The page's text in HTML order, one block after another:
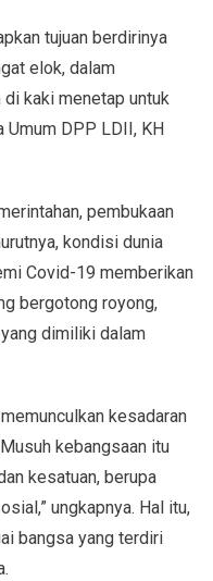
tujuan berdirinya
elok, dalam
di kaki menetap untuk
Umum DPP LDII, KH
pembukaan
kondisi dunia
Covid-19 memberikan
bergotong royong,
dimiliki dalam
kesadaran
kebangsaan itu
kesatuan, berupa
ungkapnya. Hal itu,
bangsa yang terdiri